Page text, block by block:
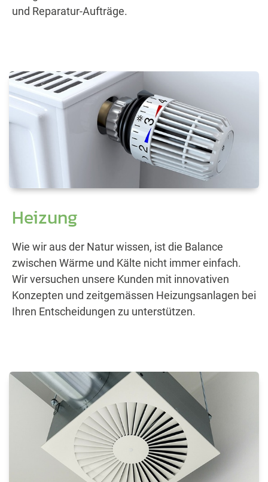
und Reparatur-Aufträge.
Heizung
Wie wir aus der Natur wissen, ist die Balance
zwischen Wärme und Kälte nicht immer einfach.
Wir versuchen unsere Kunden mit innovativen
Konzepten und zeitgemässen Heizungsanlagen bei
Ihren Entscheidungen zu unterstützen.